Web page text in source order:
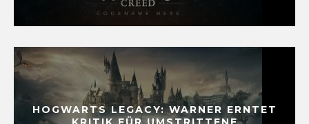
HOGWARTS LEGACY: WARNER ERNTET